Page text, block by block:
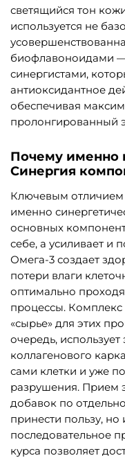
светящийся тон
используется не
биофлавоноидами
синергистами,
антиоксидантное
обеспечивая
пролонгированный
Почему именно
Синергия
Ключевым отличием
именно
основных
себе, а усиливает и
Омега-3 создает
потери влаги
оптимально
процессы.
«сырье» для этих
очередь, использует
коллагенового
сами клетки и уже
разрушения. Прием
добавок по
принести пользу,
последовательное
курса позволяет